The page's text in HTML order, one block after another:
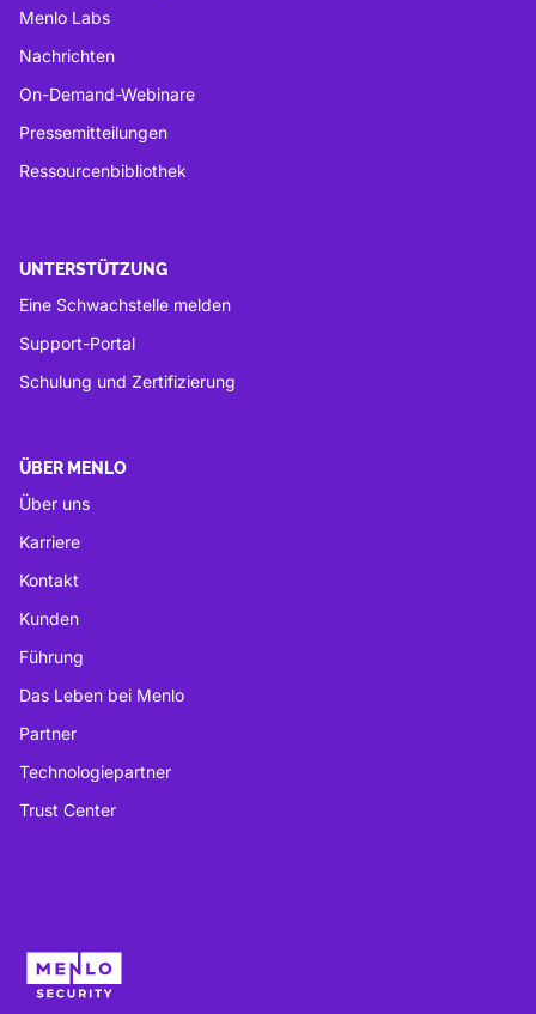
Menlo Labs
Nachrichten
On-Demand-Webinare
Pressemitteilungen
Ressourcenbibliothek
UNTERSTÜTZUNG
Eine Schwachstelle melden
Support-Portal
Schulung und Zertifizierung
ÜBER MENLO
Über uns
Karriere
Kontakt
Kunden
Führung
Das Leben bei Menlo
Partner
Technologiepartner
Trust Center